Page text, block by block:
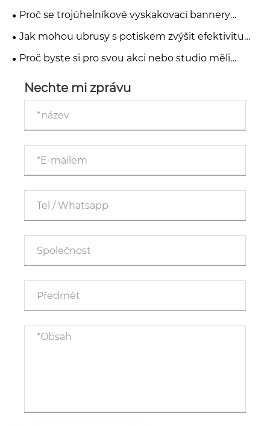
Teardrop Flag?
Proč se trojúhelníkové vyskakovací bannery
stávají nejúčinnějším nástrojem venkovní reklamy
Jak mohou ubrusy s potiskem zvýšit efektivitu
reklamy v malých firmách?
Proč byste si pro svou akci nebo studio měli
Nechte mi zprávu